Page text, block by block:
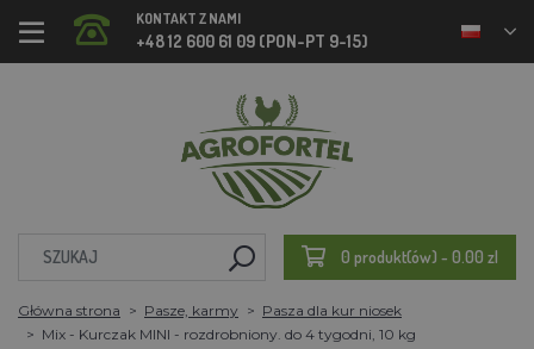
KONTAKT Z NAMI
+48 12 600 61 09 (PON-PT 9-15)
0 produkt(ów) - 0.00 zl
Główna strona Pasze, karmy
Pasza dla kur niosek
Mix - Kurczak MINI - rozdrobniony. do 4 tygodni, 10 kg